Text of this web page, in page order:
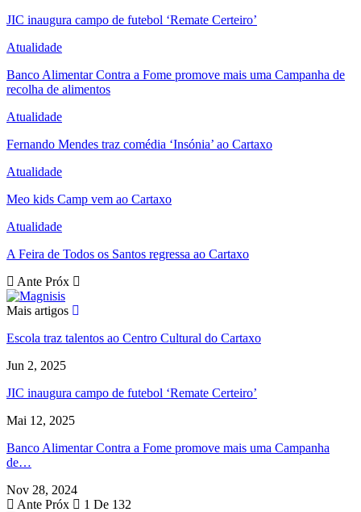
JIC inaugura campo de futebol ‘Remate Certeiro’
Atualidade
Banco Alimentar Contra a Fome promove mais uma Campanha de
recolha de alimentos
Atualidade
Fernando Mendes traz comédia ‘Insónia’ ao Cartaxo
Atualidade
Meo kids Camp vem ao Cartaxo
Atualidade
A Feira de Todos os Santos regressa ao Cartaxo
Ante Próx
Mais artigos
Escola traz talentos ao Centro Cultural do Cartaxo
Jun 2, 2025
JIC inaugura campo de futebol ‘Remate Certeiro’
Mai 12, 2025
Banco Alimentar Contra a Fome promove mais uma Campanha
de…
Nov 28, 2024
Ante Próx 1 De 132